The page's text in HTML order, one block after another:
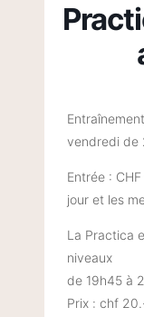
vendredi de
Entrée :
jour et les
La Practica
niveaux
de 19h45 à
Prix : chf